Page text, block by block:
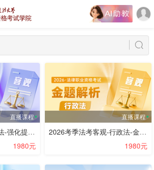
直播课程
2026法考客观-行政法-强化提高阶段-李年清
1980元
直播课程
2026考季法考客观-行政法-金题解析阶段-兰燕卓
1980元